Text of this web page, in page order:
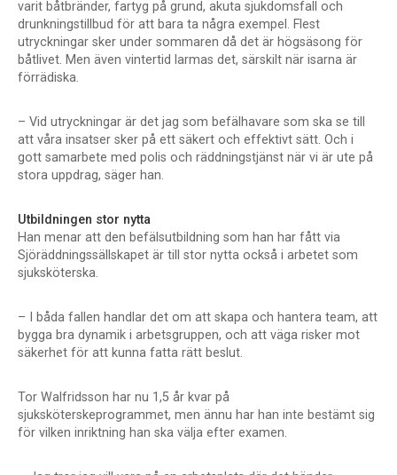
varit båtbränder, fartyg på grund, akuta sjukdomsfall och
drunkningstillbud för att bara ta några exempel. Flest
utryckningar sker under sommaren då det är högsäsong för
båtlivet. Men även vintertid larmas det, särskilt när isarna är
förrädiska.
– Vid utryckningar är det jag som befälhavare som ska se till
att våra insatser sker på ett säkert och effektivt sätt. Och i
gott samarbete med polis och räddningstjänst när vi är ute på
stora uppdrag, säger han.
Utbildningen stor nytta
Han menar att den befälsutbildning som han har fått via
Sjöräddningssällskapet är till stor nytta också i arbetet som
sjuksköterska.
– I båda fallen handlar det om att skapa och hantera team, att
bygga bra dynamik i arbetsgruppen, och att väga risker mot
säkerhet för att kunna fatta rätt beslut.
Tor Walfridsson har nu 1,5 år kvar på
sjuksköterskeprogrammet, men ännu har han inte bestämt sig
för vilken inriktning han ska välja efter examen.